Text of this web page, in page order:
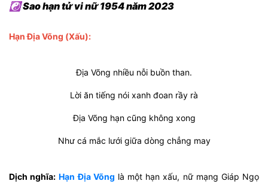
☯ Sao hạn tử vi nữ 1954 năm 2023
Hạn Địa Võng (Xấu):
Địa Võng nhiều nỗi buồn than.
Lời ăn tiếng nói xanh đoan rầy rà
Ðịa Võng hạn cũng không xong
Như cá mắc lưới giữa dòng chẳng may
Dịch nghĩa: Hạn Địa Võng là một hạn xấu, nữ mạng Giáp Ngọ